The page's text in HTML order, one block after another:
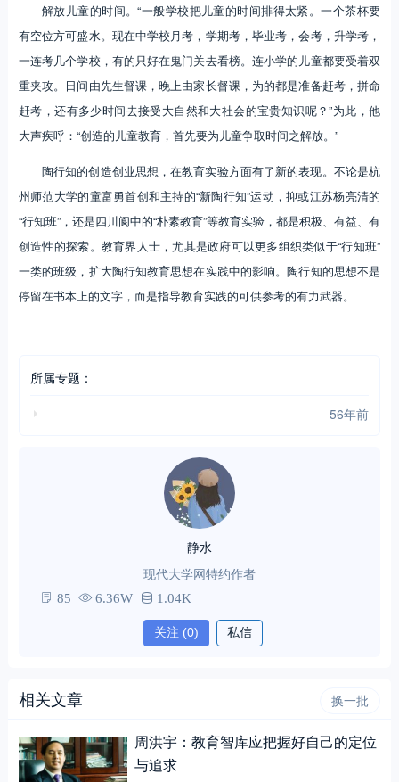
解放儿童的时间。“一般学校把儿童的时间排得太紧。一个茶杯要
有空位方可盛水。现在中学校月考，学期考，毕业考，会考，升学考，
一连考几个学校，有的只好在鬼门关去看榜。连小学的儿童都要受着双
重夹攻。日间由先生督课，晚上由家长督课，为的都是准备赶考，拼命
赶考，还有多少时间去接受大自然和大社会的宝贵知识呢？”为此，他
大声疾呼：“创造的儿童教育，首先要为儿童争取时间之解放。”
陶行知的创造创业思想，在教育实验方面有了新的表现。不论是杭
州师范大学的童富勇首创和主持的“新陶行知”运动，抑或江苏杨亮清的
“行知班”，还是四川阆中的“朴素教育”等教育实验，都是积极、有益、有
创造性的探索。教育界人士，尤其是政府可以更多组织类似于“行知班”
一类的班级，扩大陶行知教育思想在实践中的影响。陶行知的思想不是
停留在书本上的文字，而是指导教育实践的可供参考的有力武器。
所属专题：
56年前
静水
现代大学网特约作者
85 6.36W 1.04K
关注 (0) 私信
相关文章 换一批
周洪宇：教育智库应把握好自己的定位
与追求